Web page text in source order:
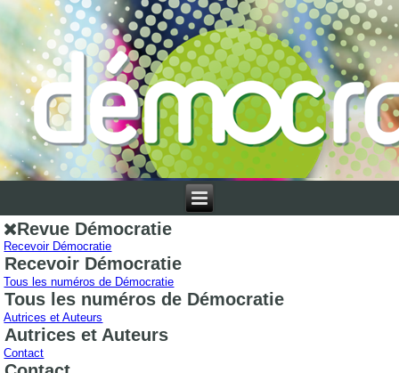
Revue Démocratie
Recevoir Démocratie
Recevoir Démocratie
Tous les numéros de Démocratie
Tous les numéros de Démocratie
Autrices et Auteurs
Autrices et Auteurs
Contact